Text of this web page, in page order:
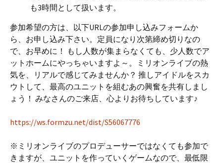
も3時間として扱います。
参加希望の方は、以下URLの参加申し込みフォームか
ら、お申し込み下さい。定員になり次第締め切りなの
で、お早めに！ もし人数が集まらなくても、少人数でア
ットホームにやっちゃいますよ～。ミリオンライブの熱
気を、リアルで感じてみませんか？ 推しアイドルをスカ
ウトして、最高のユニットを組むあの興奮を共有しまし
ょう！ みなさんのご来店、心よりお待ちしています♪
https://ws.formzu.net/dist/S56067776
※ミリオンライブのプロデューサーではなくても参加で
きますが、ユニットを作っていくゲームなので、最低限